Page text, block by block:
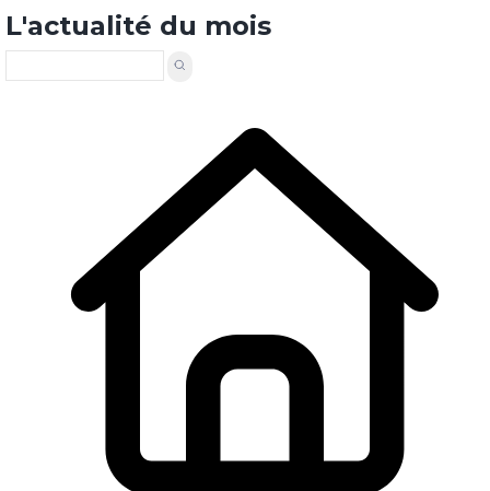
L'actualité du mois